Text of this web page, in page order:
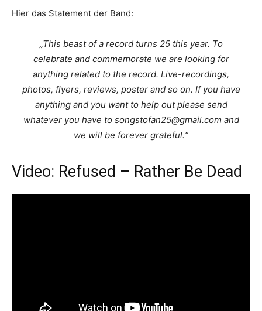
Hier das Statement der Band:
„This beast of a record turns 25 this year. To
celebrate and commemorate we are looking for
anything related to the record. Live-recordings,
photos, flyers, reviews, poster and so on. If you have
anything and you want to help out please send
whatever you have to songstofan25@gmail.com and
we will be forever grateful.“
Video: Refused – Rather Be Dead